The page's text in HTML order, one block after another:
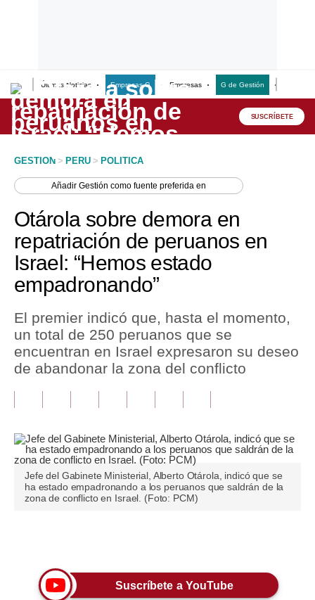
Últimas Noticias Empresas G Empresas G de Gestión
Lo último
Peru Quiosco
Economía
Mercados
Perú
Política
Tu Dinero
Finanzas Personales
Opinión
Editorial
Tendencias
Lujo
SUSCRÍBETE
GESTION > PERU > POLITICA
AñadirGestión como fuente preferida en
Otárola sobre demora en
repatriación de peruanos en
Israel: “Hemos estado
empadronando”
El premier indicó que, hasta el momento,
un total de 250 peruanos que se
encuentran en Israel expresaron su deseo
de abandonar la zona del conflicto
Jefe del Gabinete Ministerial, Alberto Otárola, indicó que se
ha estado empadronando a los peruanos que saldrán de la
zona de conflicto en Israel. (Foto: PCM)
Suscríbete a YouTube